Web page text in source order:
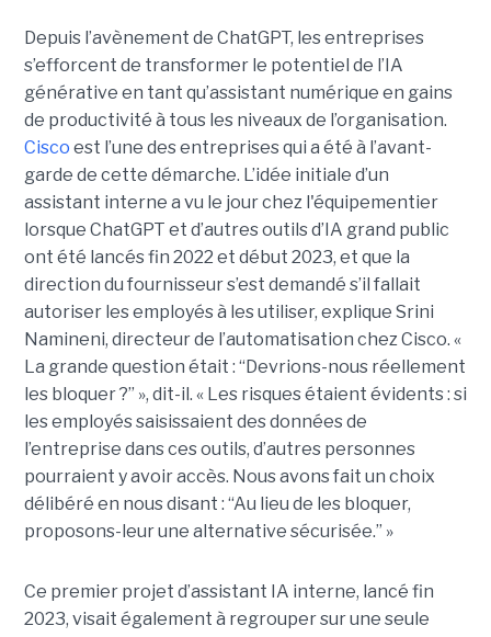
Depuis l’avènement de ChatGPT, les entreprises
s’efforcent de transformer le potentiel de l’IA
générative en tant qu’assistant numérique en gains
de productivité à tous les niveaux de l’organisation.
Cisco est l’une des entreprises qui a été à l’avant-
garde de cette démarche. L’idée initiale d’un
assistant interne a vu le jour chez l'équipementier
lorsque ChatGPT et d’autres outils d’IA grand public
ont été lancés fin 2022 et début 2023, et que la
direction du fournisseur s’est demandé s’il fallait
autoriser les employés à les utiliser, explique Srini
Namineni, directeur de l’automatisation chez Cisco. «
La grande question était : “Devrions-nous réellement
les bloquer ?” », dit-il. « Les risques étaient évidents : si
les employés saisissaient des données de
l’entreprise dans ces outils, d’autres personnes
pourraient y avoir accès. Nous avons fait un choix
délibéré en nous disant : “Au lieu de les bloquer,
proposons-leur une alternative sécurisée.” »
Ce premier projet d’assistant IA interne, lancé fin
2023, visait également à regrouper sur une seule